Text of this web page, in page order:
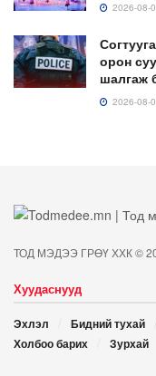
2026-08-
орон
шалгаж
2026-08-
ТОД МЭДЭЭ ГРӨҮ ХХК ©
Хуудаснууд
Эхлэл Бидний тухай
Холбоо барих
Зурхай